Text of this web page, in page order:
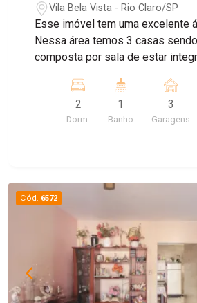
Vila Bela Vista - Rio Claro/SP
Esse imóvel tem uma excelente
Nessa área temos 3 casas
composta por sala de estar
Segunda casa é composta por
cozinha e banheiro. Terceira casa possui também
dois quartos, cozinha e banheiro. Possui um
2
Dorm.
1
Banho
3
Garagens
Cód. 6572